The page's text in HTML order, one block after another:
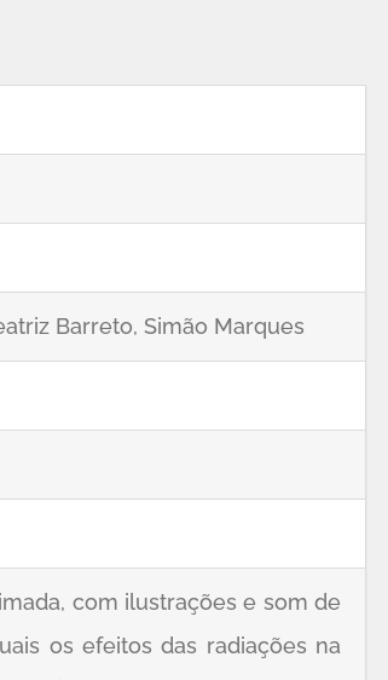
Barreto, Simão Marques
com ilustrações e som de
os efeitos das radiações na